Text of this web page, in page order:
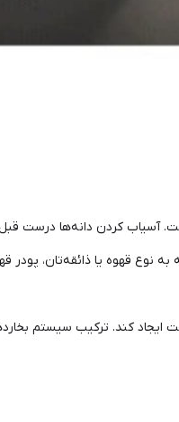
آسیاب کردن دانه‌ها درست
نوع قهوه یا ذائقه‌تان، پودر
کند. ترکیب سیستم